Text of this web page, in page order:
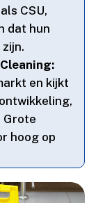
CSU,
dat hun
en kijkt
Grote
hoog op